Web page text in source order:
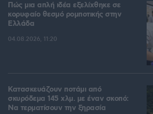
Πώς μια απλή ιδέα εξελίχθηκε σε
κορυφαίο θεσμό ρομποτικής στην
Ελλάδα
04.08.2026, 11:20
Κατασκευάζουν ποτάμι από
σκυρόδεμα 145 χλμ. με έναν σκοπό:
Να τερματίσουν την ξηρασία